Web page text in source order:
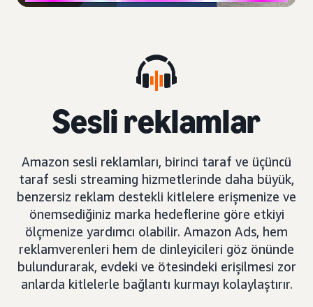
Sesli reklamlar
Amazon sesli reklamları, birinci taraf ve üçüncü
taraf sesli streaming hizmetlerinde daha büyük,
benzersiz reklam destekli kitlelere erişmenize ve
önemsediğiniz marka hedeflerine göre etkiyi
ölçmenize yardımcı olabilir. Amazon Ads, hem
reklamverenleri hem de dinleyicileri göz önünde
bulundurarak, evdeki ve ötesindeki erişilmesi zor
anlarda kitlelerle bağlantı kurmayı kolaylaştırır.